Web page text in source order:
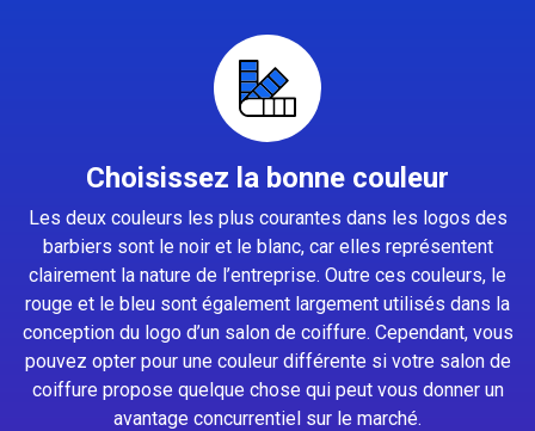
Choisissez la bonne couleur
Les deux couleurs les plus courantes dans les logos des
barbiers sont le noir et le blanc, car elles représentent
clairement la nature de l’entreprise. Outre ces couleurs, le
rouge et le bleu sont également largement utilisés dans la
conception du logo d’un salon de coiffure. Cependant, vous
pouvez opter pour une couleur différente si votre salon de
coiffure propose quelque chose qui peut vous donner un
avantage concurrentiel sur le marché.